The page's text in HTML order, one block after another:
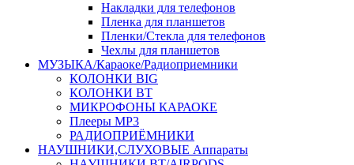
Накладки для телефонов
Пленка для планшетов
Пленки/Стекла для телефонов
Чехлы для планшетов
МУЗЫКА/Караоке/Радиоприемники
КОЛОНКИ BIG
КОЛОНКИ BT
МИКРОФОНЫ КАРАОКЕ
Плееры MP3
РАДИОПРИЁМНИКИ
НАУШНИКИ,СЛУХОВЫЕ Аппараты